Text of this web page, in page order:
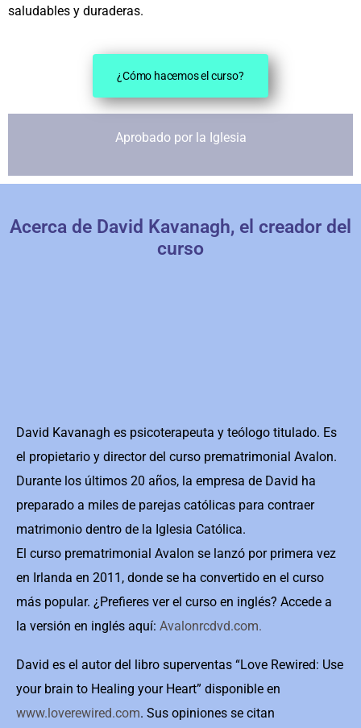
saludables y duraderas.
¿Cómo hacemos el curso?
Aprobado por la Iglesia
Acerca de David Kavanagh, el creador del
curso
David Kavanagh es psicoterapeuta y teólogo titulado. Es
el propietario y director del curso prematrimonial Avalon.
Durante los últimos 20 años, la empresa de David ha
preparado a miles de parejas católicas para contraer
matrimonio dentro de la Iglesia Católica.
El curso prematrimonial Avalon se lanzó por primera vez
en Irlanda en 2011, donde se ha convertido en el curso
más popular. ¿Prefieres ver el curso en inglés? Accede a
la versión en inglés aquí: Avalonrcdvd.com.
David es el autor del libro superventas “Love Rewired: Use
your brain to Healing your Heart” disponible en
www.loverewired.com. Sus opiniones se citan